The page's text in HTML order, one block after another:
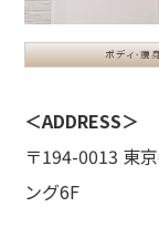
＜ADDRESS＞
〒194-0013 東
ング6F